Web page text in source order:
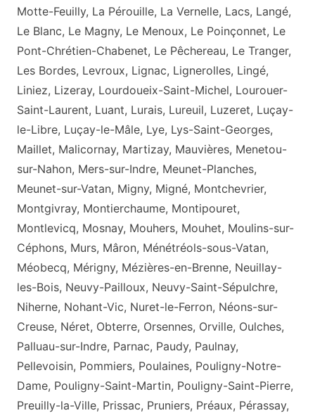
Motte-Feuilly, La Pérouille, La Vernelle, Lacs, Langé,
Le Blanc, Le Magny, Le Menoux, Le Poinçonnet, Le
Pont-Chrétien-Chabenet, Le Pêchereau, Le Tranger,
Les Bordes, Levroux, Lignac, Lignerolles, Lingé,
Liniez, Lizeray, Lourdoueix-Saint-Michel, Lourouer-
Saint-Laurent, Luant, Lurais, Lureuil, Luzeret, Luçay-
le-Libre, Luçay-le-Mâle, Lye, Lys-Saint-Georges,
Maillet, Malicornay, Martizay, Mauvières, Menetou-
sur-Nahon, Mers-sur-Indre, Meunet-Planches,
Meunet-sur-Vatan, Migny, Migné, Montchevrier,
Montgivray, Montierchaume, Montipouret,
Montlevicq, Mosnay, Mouhers, Mouhet, Moulins-sur-
Céphons, Murs, Mâron, Ménétréols-sous-Vatan,
Méobecq, Mérigny, Mézières-en-Brenne, Neuillay-
les-Bois, Neuvy-Pailloux, Neuvy-Saint-Sépulchre,
Niherne, Nohant-Vic, Nuret-le-Ferron, Néons-sur-
Creuse, Néret, Obterre, Orsennes, Orville, Oulches,
Palluau-sur-Indre, Parnac, Paudy, Paulnay,
Pellevoisin, Pommiers, Poulaines, Pouligny-Notre-
Dame, Pouligny-Saint-Martin, Pouligny-Saint-Pierre,
Preuilly-la-Ville, Prissac, Pruniers, Préaux, Pérassay,